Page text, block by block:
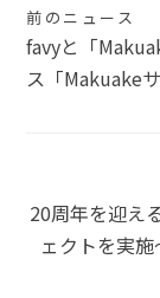
投
稿
ゲ
ー
前のニュース
favyと「
ス「Makuake
20周年を迎え
ェクトを実